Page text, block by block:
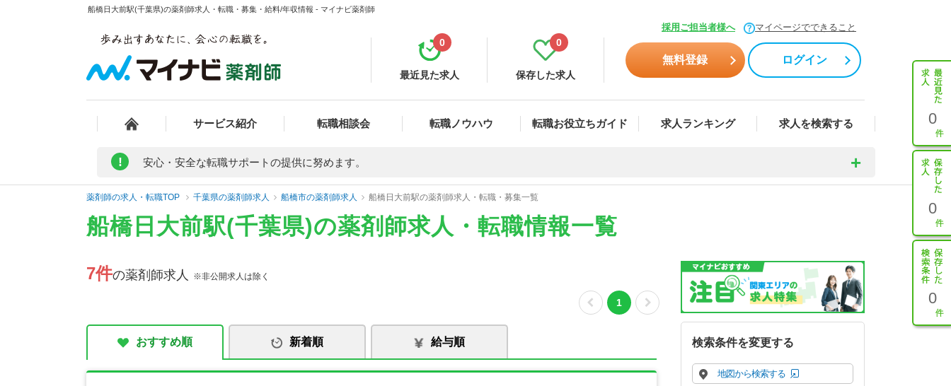
船橋日大前駅(千葉県)の薬剤師求人・転職・募集・給料/年収情報 - マイナビ薬剤師
採用ご担当者様へ マイページでできること
最近見た求人
0
保存した求人
0
無料登録 ログイン
サービス紹介 転職相談会 転職ノウハウ 転職お役立ちガイド 求人ランキング 求人を検索する 0
0
0
! 安心・安全な転職サポートの提供に努めます。
薬剤師の求人・転職TOP 千葉県の薬剤師求人 船橋市の薬剤師求人 船橋日大前駅の薬剤師求人・転職・募集一覧
船橋日大前駅(千葉県)の薬剤師求人・転職情報一覧
7件の薬剤師求人 ※非公開求人は除く
1
おすすめ順 新着順 給与順 検索条件を変更する
地図から検索する